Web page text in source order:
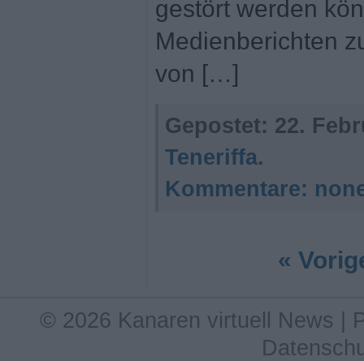
gestört werden
Medienberichten
von […]
Gepostet: 22.
Teneriffa.
Kommentare:
«
© 2026 Kanaren virtuell News |